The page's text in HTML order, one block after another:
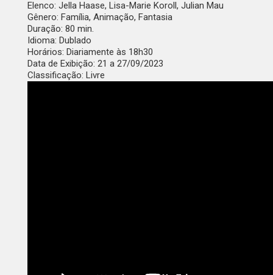
Elenco: Jella Haase, Lisa-Marie Koroll, Julian Mau
Gênero: Família, Animação, Fantasia
Duração: 80 min.
Idioma: Dublado
Horários: Diariamente às 18h30
Data de Exibição: 21 a 27/09/2023
Classificação: Livre